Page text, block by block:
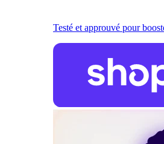
Testé et approuvé pour